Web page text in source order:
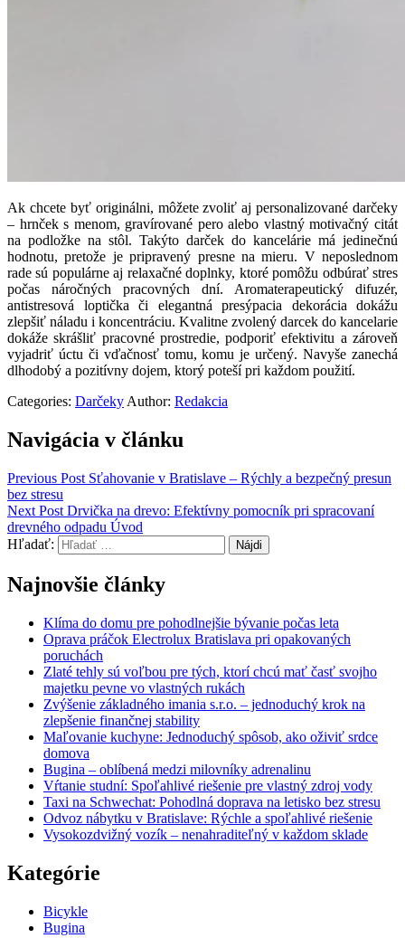
Ak chcete byť originálni, môžete zvoliť aj personalizované darčeky
– hrnček s menom, gravírované pero alebo vlastný motivačný citát
na podložke na stôl. Takýto darček do kancelárie má jedinečnú
hodnotu, pretože je pripravený presne na mieru. V neposlednom
rade sú populárne aj relaxačné doplnky, ktoré pomôžu odbúrať stres
počas náročných pracovných dní. Aromaterapeutický difuzér,
antistresová loptička či elegantná presýpacia dekorácia dokážu
zlepšiť náladu i koncentráciu. Kvalitne zvolený darcek do kancelarie
dokáže skrášliť pracovné prostredie, podporiť efektivitu a zároveň
vyjadriť úctu či vďačnosť tomu, komu je určený. Navyše zanechá
dlhodobý a pozitívny dojem, ktorý poteší pri každom použití.
Categories: DarčekyAuthor: Redakcia
Navigácia v článku
Previous Post Sťahovanie v Bratislave – Rýchly a bezpečný presun
bez stresu
Next Post Drvička na drevo: Efektívny pomocník pri spracovaní
drevného odpadu Úvod
Hľadať:
Najnovšie články
Klíma do domu pre pohodlnejšie bývanie počas leta
Oprava práčok Electrolux Bratislava pri opakovaných
poruchách
Zlaté tehly sú voľbou pre tých, ktorí chcú mať časť svojho
majetku pevne vo vlastných rukách
Zvýšenie základného imania s.r.o. – jednoduchý krok na
zlepšenie finančnej stability
Maľovanie kuchyne: Jednoduchý spôsob, ako oživiť srdce
domova
Bugina – oblíbená medzi milovníky adrenalinu
Vŕtanie studní: Spoľahlivé riešenie pre vlastný zdroj vody
Taxi na Schwechat: Pohodlná doprava na letisko bez stresu
Odvoz nábytku v Bratislave: Rýchle a spoľahlivé riešenie
Vysokozdvižný vozík – nenahraditeľný v každom sklade
Kategórie
Bicykle
Bugina